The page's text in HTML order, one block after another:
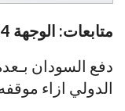
متابعات: الوجهة 24
دفع السودان
الدولي ازاء